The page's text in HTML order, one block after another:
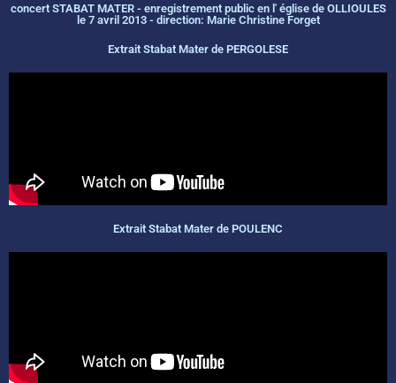
concert STABAT MATER - enregistrement public en l' église de OLLIOULES
le 7 avril 2013 - direction: Marie Christine Forget
Extrait Stabat Mater de PERGOLESE
Extrait Stabat Mater de POULENC